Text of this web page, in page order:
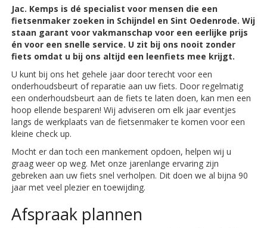
Jac. Kemps is dé specialist voor mensen die een
fietsenmaker zoeken in Schijndel en Sint Oedenrode. Wij
staan garant voor vakmanschap voor een eerlijke prijs
én voor een snelle service. U zit bij ons nooit zonder
fiets omdat u bij ons altijd een leenfiets mee krijgt.
U kunt bij ons het gehele jaar door terecht voor een
onderhoudsbeurt of reparatie aan uw fiets. Door regelmatig
een onderhoudsbeurt aan de fiets te laten doen, kan men een
hoop ellende besparen! Wij adviseren om elk jaar eventjes
langs de werkplaats van de fietsenmaker te komen voor een
kleine check up.
Mocht er dan toch een mankement opdoen, helpen wij u
graag weer op weg. Met onze jarenlange ervaring zijn
gebreken aan uw fiets snel verholpen. Dit doen we al bijna 90
jaar met veel plezier en toewijding.
Afspraak plannen